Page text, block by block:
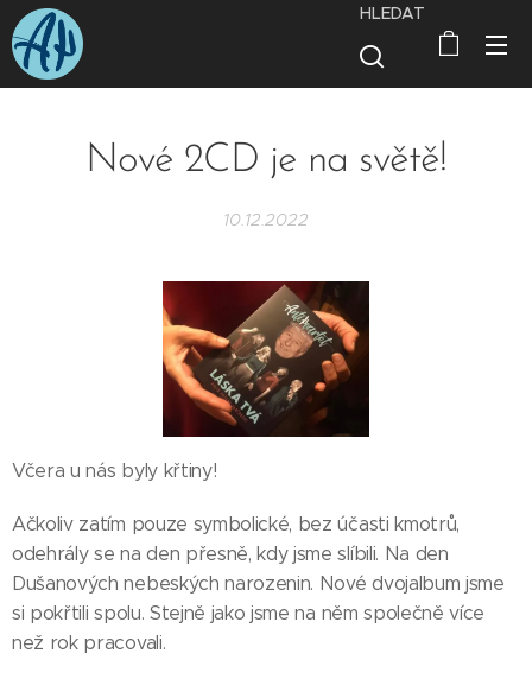
HLEDAT
Nové 2CD je na světě!
10.12.2022
Včera u nás byly křtiny!
Ačkoliv zatím pouze symbolické, bez účasti kmotrů,
odehrály se na den přesně, kdy jsme slíbili. Na den
Dušanových nebeských narozenin. Nové dvojalbum jsme
si pokřtili spolu. Stejně jako jsme na něm společně více
než rok pracovali.